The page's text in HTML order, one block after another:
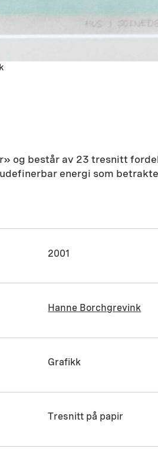
og består av 23 tresnitt
energi som
2001
Hanne Borchgrevink
Grafikk
Tresnitt på papir